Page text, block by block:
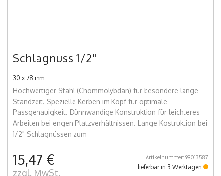
Schlagnuss 1/2"
30 x 78 mm
Hochwertiger Stahl (Chommolybdän) für besondere lange
Standzeit. Spezielle Kerben im Kopf für optimale
Passgenauigkeit. Dünnwandige Konstruktion für leichteres
Arbeiten bei engen Platzverhältnissen. Lange Kostruktion bei
1/2" Schlagnüssen zum
15,47 €
zzgl. MwSt.
Artikelnummer: 99013587
lieferbar in 3 Werktagen